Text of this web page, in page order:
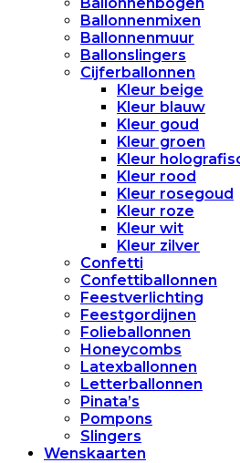
Ballonnenmixen
Ballonnenmuur
Ballonslingers
Cijferballonnen
Kleur beige
Kleur blauw
Kleur goud
Kleur groen
Kleur
Kleur rood
Kleur rosegoud
Kleur roze
Kleur wit
Kleur zilver
Confetti
Confettiballonnen
Feestverlichting
Feestgordijnen
Folieballonnen
Honeycombs
Latexballonnen
Letterballonnen
Pinata’s
Pompons
Slingers
Wenskaarten